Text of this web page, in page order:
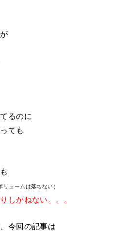
るのに
ても
リュームは落ちない）
しかねない。。。
今回の記事は